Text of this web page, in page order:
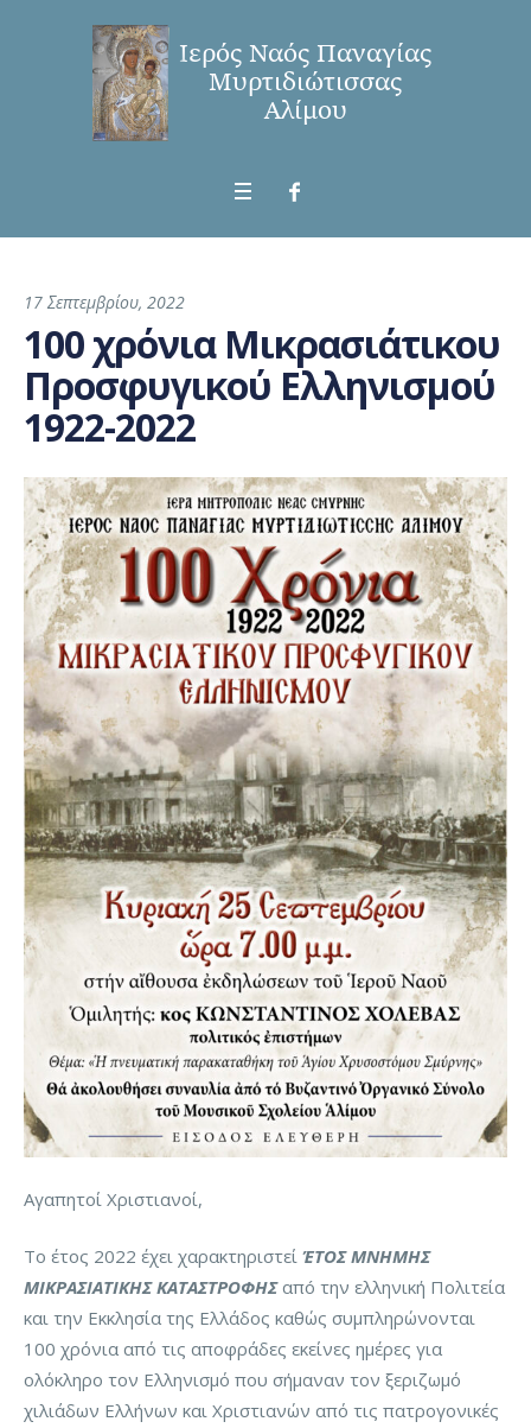
17 Σεπτεμβρίου, 2022
100 χρόνια Μικρασιάτικου
Προσφυγικού Ελληνισμού
1922-2022
Αγαπητοί Χριστιανοί,
Το έτος 2022 έχει χαρακτηριστεί ΈΤΟΣ ΜΝΗΜΗΣ
ΜΙΚΡΑΣΙΑΤΙΚΗΣ ΚΑΤΑΣΤΡΟΦΗΣαπó την ελληνική Πολιτεία
και την Εκκλησία της Ελλάδος καθώς συμπληρώνονται
100 χρόνια από τις αποφράδες εκείνες ημέρες για
ολόκληρο τον Ελληνισμό που σήμαναν τον ξεριζωμό
χιλιάδων Ελλήνων και Χριστιανών από τις πατρογονικές